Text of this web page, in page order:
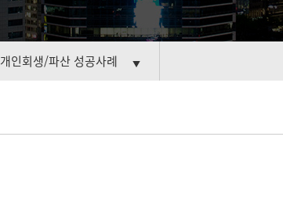
개인회생/파산 성공사례 ▼